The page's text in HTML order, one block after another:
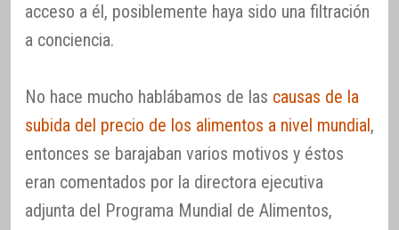
acceso a él, posiblemente haya sido una filtración
a conciencia.
No hace mucho hablábamos de las causas de la
subida del precio de los alimentos a nivel mundial ,
entonces se barajaban varios motivos y éstos
eran comentados por la directora ejecutiva
adjunta del Programa Mundial de Alimentos,